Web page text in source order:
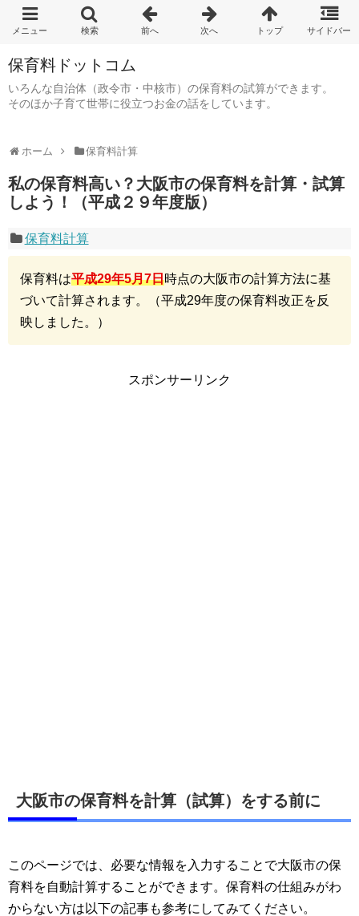
保育料ドットコム
いろんな自治体（政令市・中核市）の保育料の試算ができます。
そのほか子育て世帯に役立つお金の話をしています。
ホーム 保育料計算
私の保育料高い？大阪市の保育料を計算・試算
しよう！（平成２９年度版）
保育料計算
保育料は平成29年5月7日時点の大阪市の計算方法に基
づいて計算されます。（平成29年度の保育料改正を反
映しました。）
スポンサーリンク
大阪市の保育料を計算（試算）をする前に
このページでは、必要な情報を入力することで大阪市の保
育料を自動計算することができます。保育料の仕組みがわ
からない方は以下の記事も参考にしてみてください。